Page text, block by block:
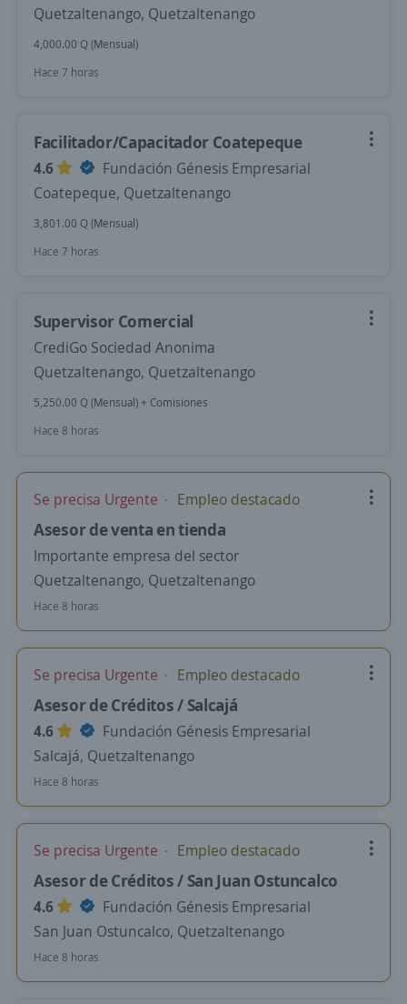
Quetzaltenango, Quetzaltenango
4,000.00 Q (Mensual)
Hace 7 horas
Facilitador/Capacitador Coatepeque
4.6
Fundación Génesis Empresarial
Coatepeque, Quetzaltenango
3,801.00 Q (Mensual)
Hace 7 horas
Supervisor Comercial
CrediGo Sociedad Anonima
Quetzaltenango, Quetzaltenango
5,250.00 Q (Mensual) + Comisiones
Hace 8 horas
Se precisa Urgente Empleo destacado
Asesor de venta en tienda
Importante empresa del sector
Quetzaltenango, Quetzaltenango
Hace 8 horas
Se precisa Urgente Empleo destacado
Asesor de Créditos / Salcajá
4.6
Fundación Génesis Empresarial
Salcajá, Quetzaltenango
Hace 8 horas
Se precisa Urgente Empleo destacado
Asesor de Créditos / San Juan Ostuncalco
4.6
Fundación Génesis Empresarial
San Juan Ostuncalco, Quetzaltenango
Hace 8 horas